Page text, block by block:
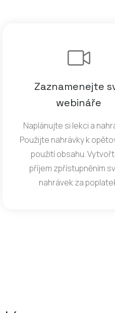
Zaznamenejte
webináře
Naplánujte si lekci a
Použijte nahrávky k
použití obsahu.
příjem zpřístupněním
nahrávek za